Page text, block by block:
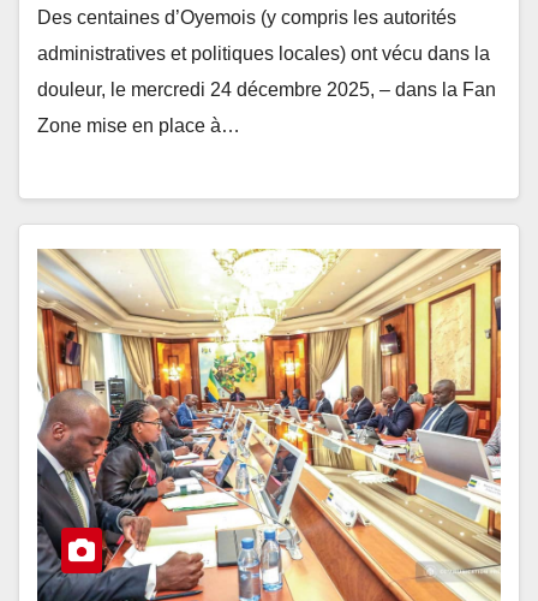
Des centaines d’Oyemois (y compris les autorités
administratives et politiques locales) ont vécu dans la
douleur, le mercredi 24 décembre 2025, – dans la Fan
Zone mise en place à…